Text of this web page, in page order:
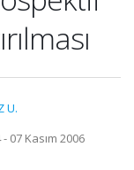
U.
Kasım 2006